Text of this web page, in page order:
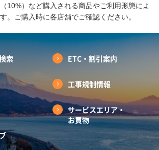
10%）など購入される商品やご利用形態によ
。ご購入時に各店舗でご確認ください。
索 ETC・割引案内
工事規制情報
サービスエリア・
お買物